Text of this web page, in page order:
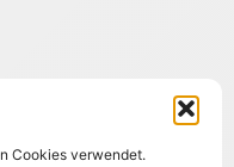
Cookies verwendet.